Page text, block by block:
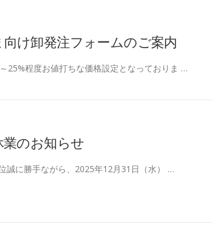
け卸発注フォームのご案内
25%程度お値打ちな価格設定となっておりま …
のお知らせ
誠に勝手ながら、2025年12月31日（水） …